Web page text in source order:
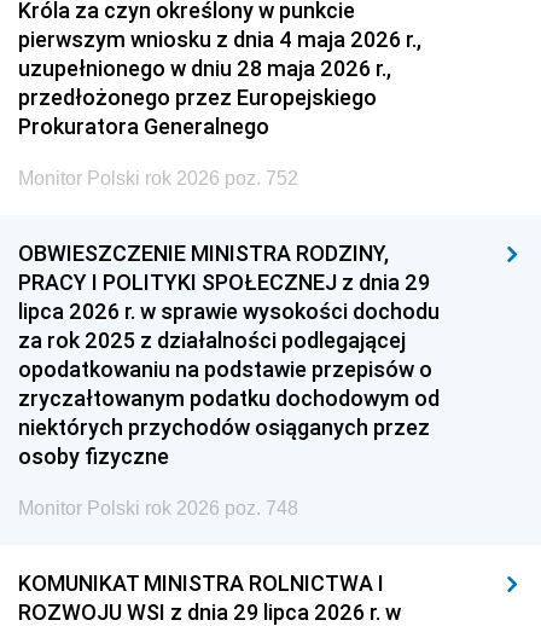
Króla za czyn określony w punkcie
pierwszym wniosku z dnia 4 maja 2026 r.,
uzupełnionego w dniu 28 maja 2026 r.,
przedłożonego przez Europejskiego
Prokuratora Generalnego
Monitor Polski rok 2026 poz. 752
OBWIESZCZENIE MINISTRA RODZINY,
PRACY I POLITYKI SPOŁECZNEJ z dnia 29
lipca 2026 r. w sprawie wysokości dochodu
za rok 2025 z działalności podlegającej
opodatkowaniu na podstawie przepisów o
zryczałtowanym podatku dochodowym od
niektórych przychodów osiąganych przez
osoby fizyczne
Monitor Polski rok 2026 poz. 748
KOMUNIKAT MINISTRA ROLNICTWA I
ROZWOJU WSI z dnia 29 lipca 2026 r. w